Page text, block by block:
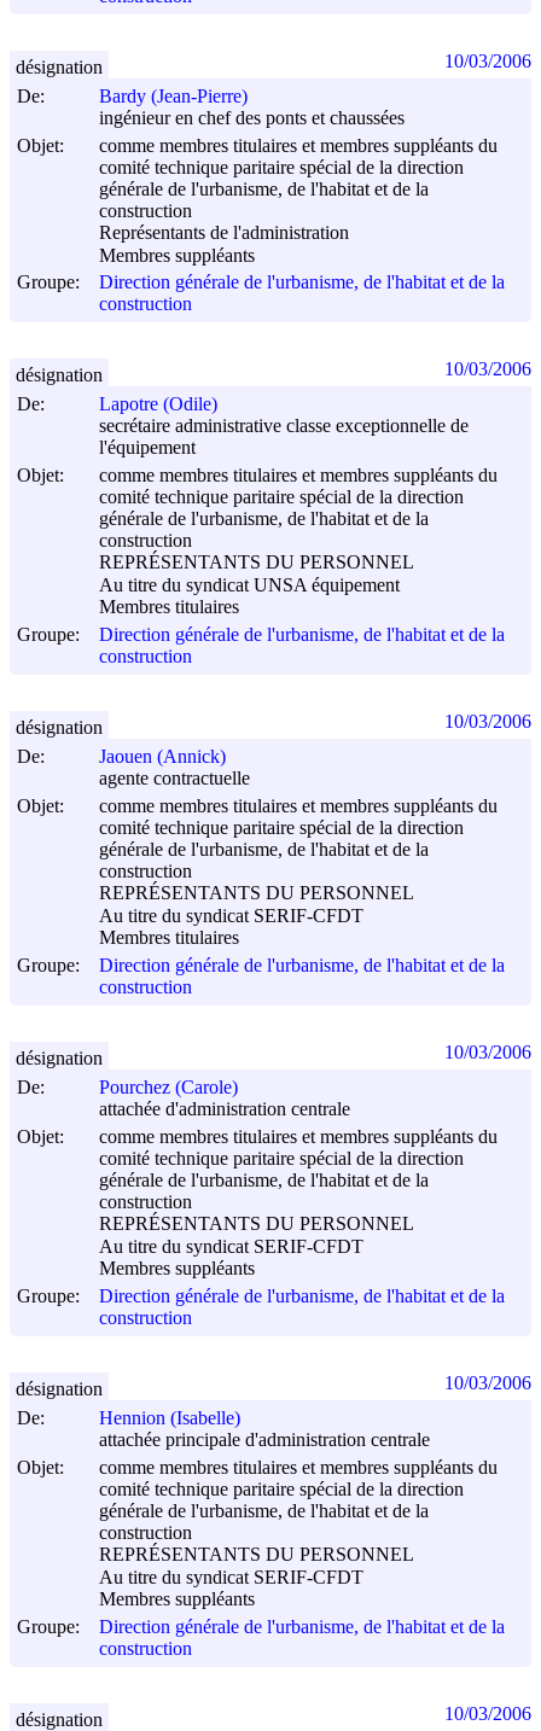
De:
Bardy (Jean-Pierre)
ingénieur en chef des ponts et chaussées
Objet:
comme membres titulaires et membres suppléants du
comité technique paritaire spécial de la direction
générale de l'urbanisme, de l'habitat et de la
construction
Représentants de l'administration
Membres suppléants
Groupe:
Direction générale de l'urbanisme, de l'habitat et de la
construction
désignation 10/03/2006
De:
Lapotre (Odile)
secrétaire administrative classe exceptionnelle de
l'équipement
Objet:
comme membres titulaires et membres suppléants du
comité technique paritaire spécial de la direction
générale de l'urbanisme, de l'habitat et de la
construction
REPRÉSENTANTS DU PERSONNEL
Au titre du syndicat UNSA équipement
Membres titulaires
Groupe:
Direction générale de l'urbanisme, de l'habitat et de la
construction
désignation 10/03/2006
De:
Jaouen (Annick)
agente contractuelle
Objet:
comme membres titulaires et membres suppléants du
comité technique paritaire spécial de la direction
générale de l'urbanisme, de l'habitat et de la
construction
REPRÉSENTANTS DU PERSONNEL
Au titre du syndicat SERIF-CFDT
Membres titulaires
Groupe:
Direction générale de l'urbanisme, de l'habitat et de la
construction
désignation 10/03/2006
De:
Pourchez (Carole)
attachée d'administration centrale
Objet:
comme membres titulaires et membres suppléants du
comité technique paritaire spécial de la direction
générale de l'urbanisme, de l'habitat et de la
construction
REPRÉSENTANTS DU PERSONNEL
Au titre du syndicat SERIF-CFDT
Membres suppléants
Groupe:
Direction générale de l'urbanisme, de l'habitat et de la
construction
désignation 10/03/2006
De:
Hennion (Isabelle)
attachée principale d'administration centrale
Objet:
comme membres titulaires et membres suppléants du
comité technique paritaire spécial de la direction
générale de l'urbanisme, de l'habitat et de la
construction
REPRÉSENTANTS DU PERSONNEL
Au titre du syndicat SERIF-CFDT
Membres suppléants
Groupe:
Direction générale de l'urbanisme, de l'habitat et de la
construction
désignation 10/03/2006
désignation 10/03/2006